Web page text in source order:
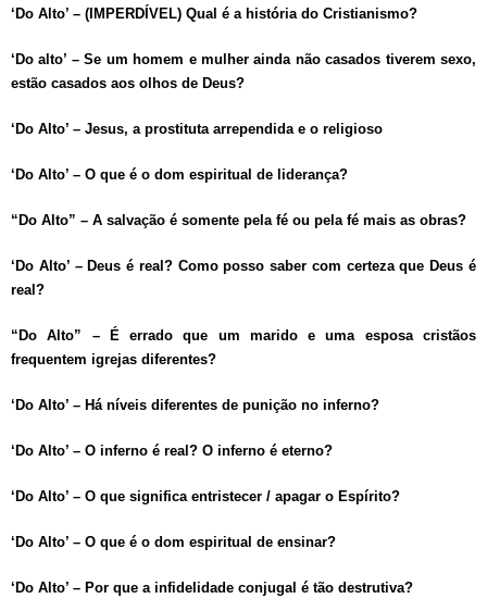
‘Do Alto’ – (IMPERDÍVEL) Qual é a história do Cristianismo?
‘Do alto’ – Se um homem e mulher ainda não casados tiverem sexo,
estão casados aos olhos de Deus?
‘Do Alto’ – Jesus, a prostituta arrependida e o religioso
‘Do Alto’ – O que é o dom espiritual de liderança?
“Do Alto” – A salvação é somente pela fé ou pela fé mais as obras?
‘Do Alto’ – Deus é real? Como posso saber com certeza que Deus é
real?
“Do Alto” – É errado que um marido e uma esposa cristãos
frequentem igrejas diferentes?
‘Do Alto’ – Há níveis diferentes de punição no inferno?
‘Do Alto’ – O inferno é real? O inferno é eterno?
‘Do Alto’ – O que significa entristecer / apagar o Espírito?
‘Do Alto’ – O que é o dom espiritual de ensinar?
‘Do Alto’ – Por que a infidelidade conjugal é tão destrutiva?